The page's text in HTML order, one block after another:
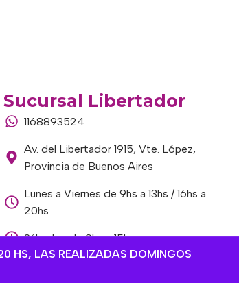
HS, LAS REALIZADAS DOMINGOS
Sucursal Libertador
1168893524
Av. del Libertador 1915, Vte. López,
Provincia de Buenos Aires
Lunes a Viernes de 9hs a 13hs / 16hs a
20hs
Sábados de 9hs a 15hs